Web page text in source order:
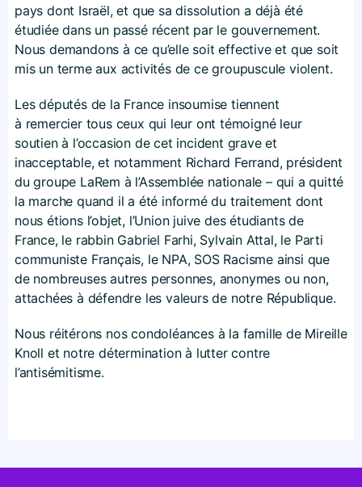
pays dont Israël, et que sa dissolution a déjà été
étudiée dans un passé récent par le gouvernement.
Nous demandons à ce qu’elle soit effective et que soit
mis un terme aux activités de ce groupuscule violent.
Les députés de la France insoumise tiennent
à remercier tous ceux qui leur ont témoigné leur
soutien à l’occasion de cet incident grave et
inacceptable, et notamment Richard Ferrand, président
du groupe LaRem à l’Assemblée nationale – qui a quitté
la marche quand il a été informé du traitement dont
nous étions l’objet, l’Union juive des étudiants de
France, le rabbin Gabriel Farhi, Sylvain Attal, le Parti
communiste Français, le NPA, SOS Racisme ainsi que
de nombreuses autres personnes, anonymes ou non,
attachées à défendre les valeurs de notre République.
Nous réitérons nos condoléances à la famille de Mireille
Knoll et notre détermination à lutter contre
l’antisémitisme.